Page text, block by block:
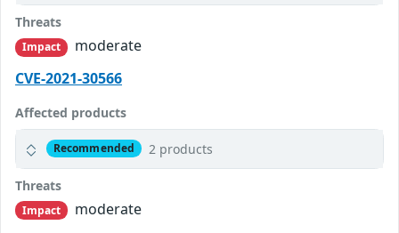
Threats
Impact
moderate
CVE-2021-30566
Affected products
Recommended 2 products
Threats
Impact
moderate